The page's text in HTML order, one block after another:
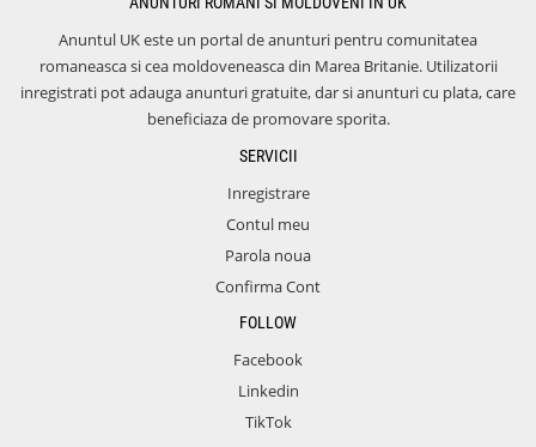
Anuntul UK este un portal de anunturi pentru comunitatea
romaneasca si cea moldoveneasca din Marea Britanie. Utilizatorii
inregistrati pot adauga anunturi gratuite, dar si anunturi cu plata, care
beneficiaza de promovare sporita.
SERVICII
Inregistrare
Contul meu
Parola noua
Confirma Cont
FOLLOW
Facebook
Linkedin
TikTok